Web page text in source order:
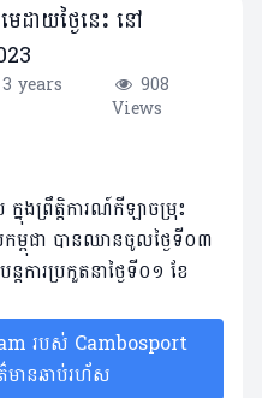
ដាយថ្ងៃនេះ នៅ
years
908
Views
នុងព្រឹត្តិការណ៍កីឡាចម្រុះ
ពុជា បានឈានចូលថ្ងៃទី០៣
ារប្រកួតនាថ្ងៃទី០១ ខែ
របស់ Cambosport
មានឆាប់រហ័ស